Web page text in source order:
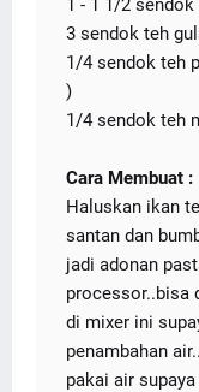
1 - 1 1/2
3 sendok teh
1/4 sendok teh
)
1/4 sendok teh
Cara Membuat :
Haluskan ikan
santan dan
jadi adonan
processor..bisa
di mixer ini
penambahan
pakai air